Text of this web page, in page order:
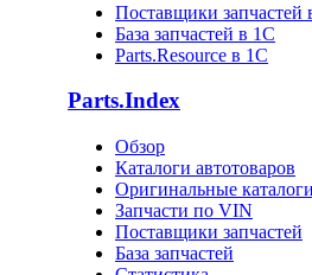
Поставщики запчастей
База запчастей в 1С
Parts.Resource в 1C
Parts.Index
Обзор
Каталоги автотоваров
Оригинальные каталоги
Запчасти по VIN
Поставщики запчастей
База запчастей